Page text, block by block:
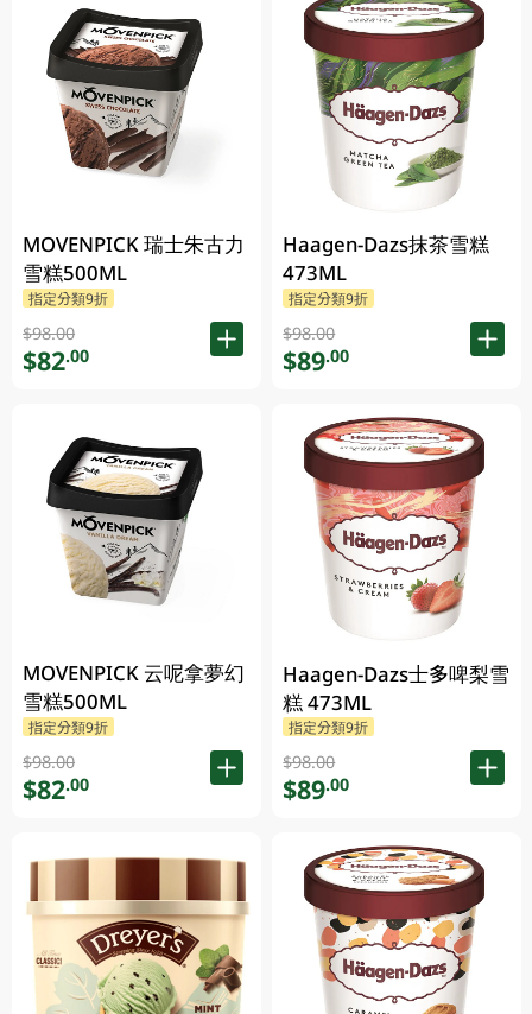
MOVENPICK 瑞士朱古力
雪糕500ML
指定分類9折
$98.00
$82.00
MOVENPICK 云呢拿夢幻
雪糕500ML
指定分類9折
$98.00
$82.00
Haagen-Dazs抹茶雪糕
473ML
指定分類9折
$98.00
$89.00
Haagen-Dazs士多啤梨雪
糕 473ML
指定分類9折
$98.00
$89.00